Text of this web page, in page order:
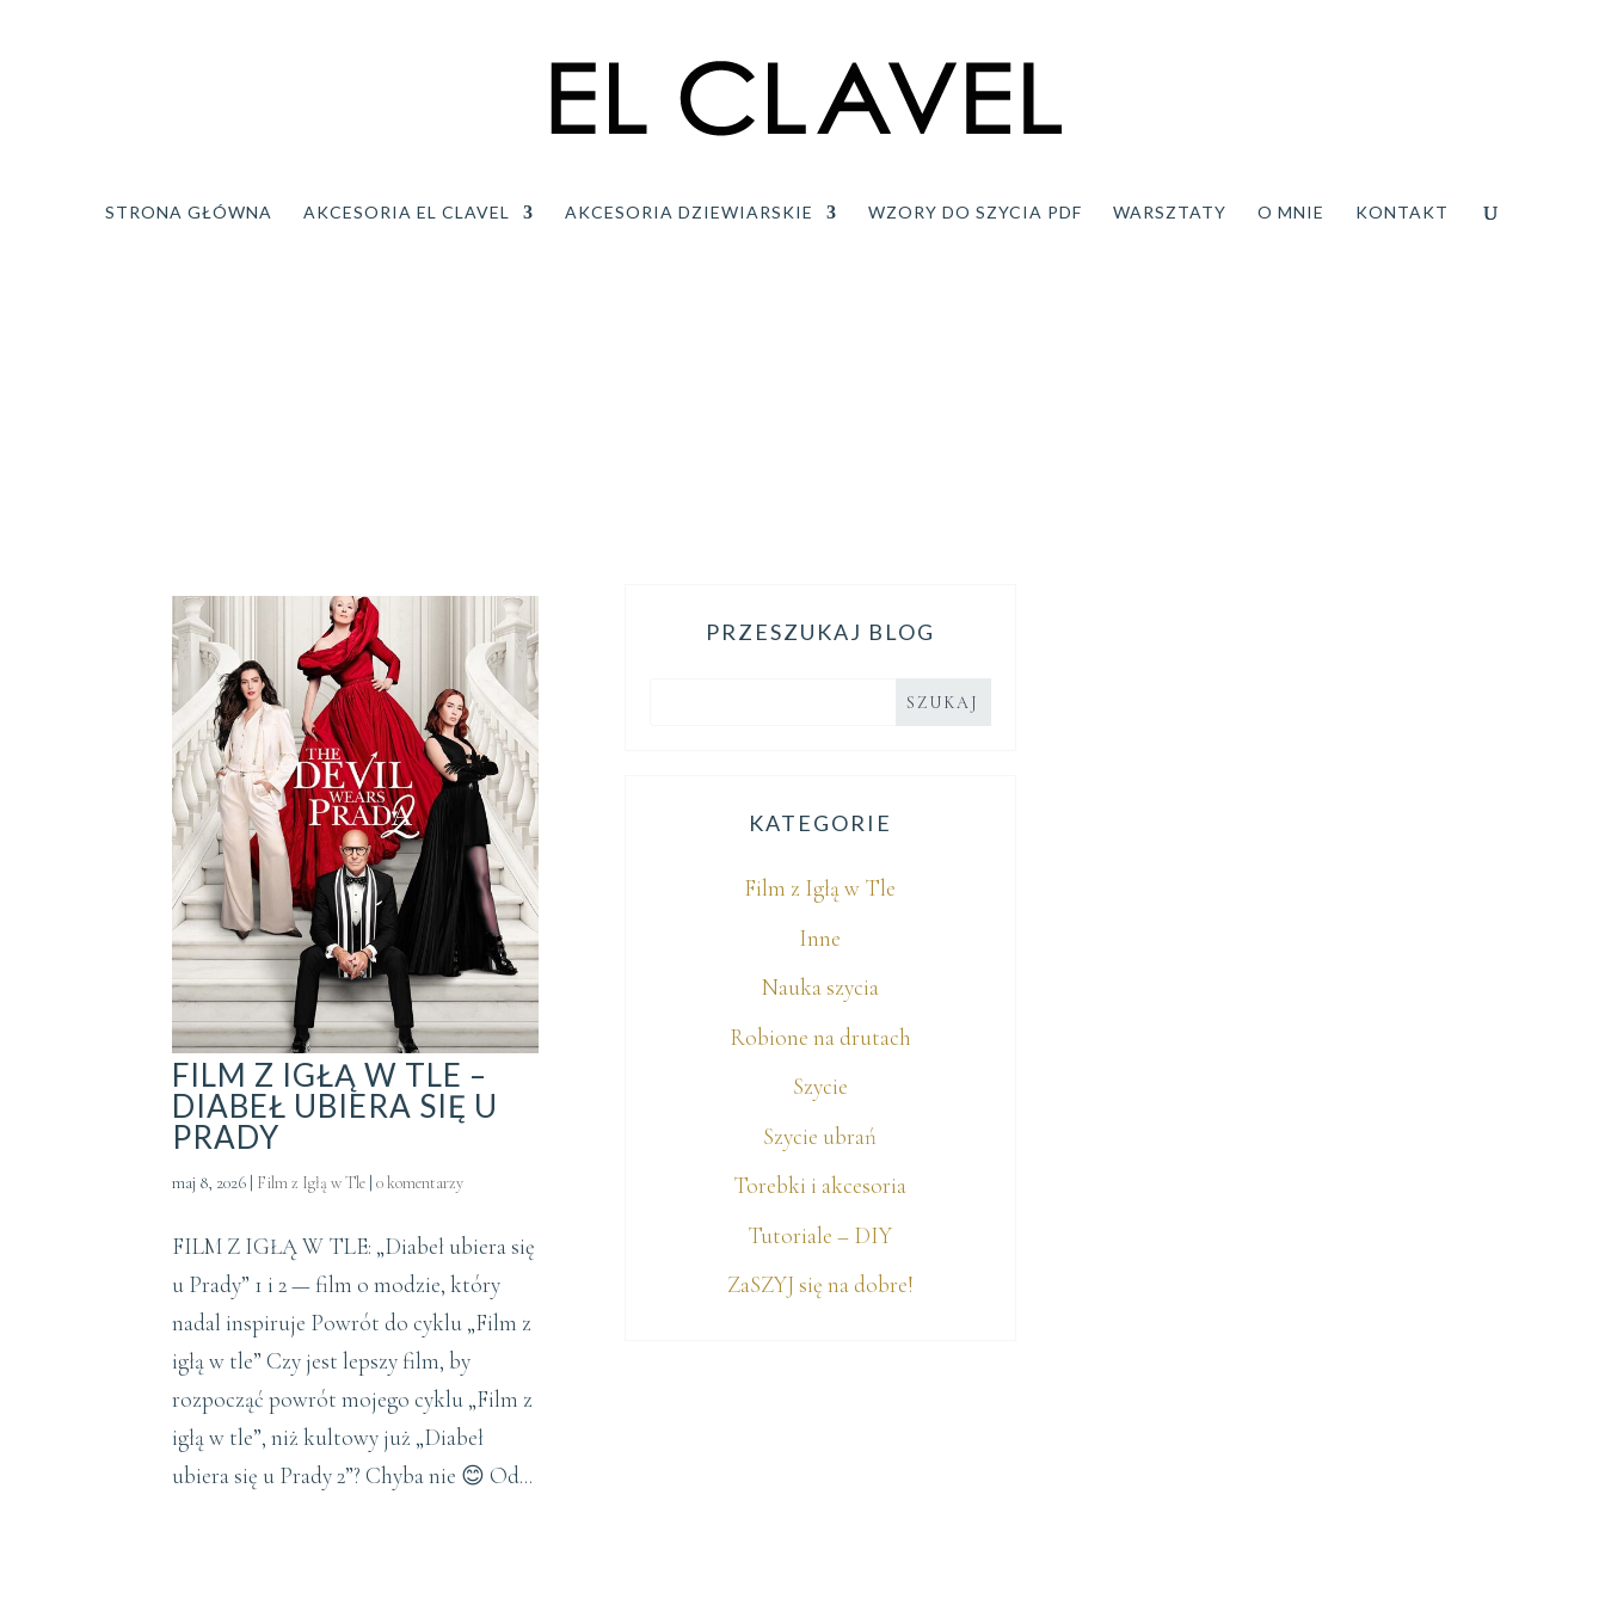
STRONA GŁÓWNA AKCESORIA EL CLAVEL AKCESORIA DZIEWIARSKIE WZORY DO SZYCIA PDF WARSZTATY O MNIE KONTAKT
FILM Z IGŁĄ W TLE –
DIABEŁ UBIERA SIĘ U
PRADY
maj 8, 2026 Film z Igłą w Tle |0 komentarzy
FILM Z IGŁĄ W TLE: „Diabeł ubiera się
u Prady” 1 i 2 — film o modzie, który
nadal inspiruje Powrót do cyklu „Film z
igłą w tle” Czy jest lepszy film, by
rozpocząć powrót mojego cyklu „Film z
igłą w tle”, niż kultowy już „Diabeł
ubiera się u Prady 2”? Chyba nie 😊 Od...
PRZESZUKAJ BLOG
KATEGORIE
Film z Igłą w Tle
Inne
Nauka szycia
Robione na drutach
Szycie
Szycie ubrań
Torebki i akcesoria
Tutoriale – DIY
ZaSZYJ się na dobre!